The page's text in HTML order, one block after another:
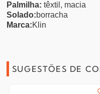
Palmilha:têxtil, macia
Solado:borracha
Marca:Klin
SUGESTÕES DE